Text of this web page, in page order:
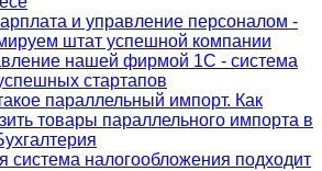
и управление персоналом -
штат успешной компании
нашей фирмой 1C - система
стартапов
параллельный импорт. Как
товары параллельного импорта в
система налогообложения подходит